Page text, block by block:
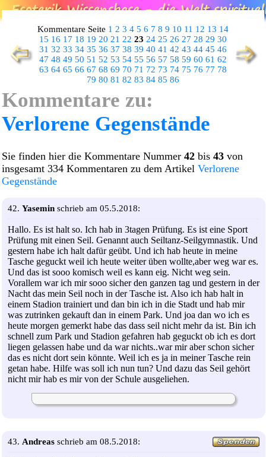
Kommentare Seite 1 2 3 4 5 6 7 8 9 10 11 12 13 14
15 16 17 18 19 20 21 22 23 24 25 26 27 28 29 30
31 32 33 34 35 36 37 38 39 40 41 42 43 44 45 46
47 48 49 50 51 52 53 54 55 56 57 58 59 60 61 62
63 64 65 66 67 68 69 70 71 72 73 74 75 76 77 78
79 80 81 82 83 84 85 86
Kommentare zu:
Verlorene Gegenstände
Sie finden hier die Kommentare Nummer 42 bis 43 von
insgesamt 334 Kommentaren zu dem Artikel Verlorene
Gegenstände
42. Yasemin schrieb am 05.5.2018:
Hallo. Es ist halt so. Ich hab in 3tagen Prüfung. Es ist eine Sport
Prüfung mit einen Seil. Genannt auch Seiltanz-Seilgymnastik. Und
gestern habe ich halt dafür geübt. Und ich hab heute in meine
Tasche geguckt weil ich heute weiter üben wollte,aber weg war es.
Und das ist sooo komisch weil es kann eig. Nicht weg sein.
Vorallem war ich mir sooo sicher den ganzen tag und gestern in der
Nacht das mein Seil noch in der Tasche ist. Also ich hab halt in
einem Stadion trainiert und dan bin ich in die Stadt und hab mir
was zutrinken gekauft dan in einem Park. Und joa dan wo ich es
heute morgen gemerkt habe das dass seil nicht mehr da ist. Bin ich
schnell zum Park und Stadion gefahren hab geguckt ob ich es dort
liegen gelassen habe und da war nichts..war mir aber schon sicher
das es nicht dort sein könnte. Weil ich es ja in meiner Tasche rein
getan habe. Hilfe was soll ich nun tun? Und dazu das Seil gehört
nicht mir hab es mir von der Schule ausgeliehen.
43. Andreas schrieb am 08.5.2018: